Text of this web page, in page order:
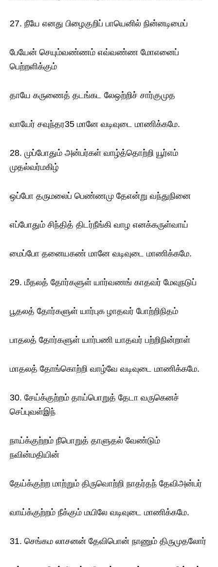
27. நீயே எனது பிழைகுறிப் பாயெனில் நின்னடிமைப்
பேயேன் செயும்வண்ணம் எவ்வண்ண மோஎனைப்
பெற்றளிக்கும்
தாயே கருணைத் தடங்கட லேஒற்றிச் சார்குமுத
வாயேர் சவுந்தர35 மானே வடிவுடை மாணிக்கமே.
28. முப்போதும் அன்பர்கள் வாழ்த்தொற்றி யூர்எம்
முதல்வர்மகிழ்
ஒப்போ தருமலைப் பெண்ணமு தேஎன்று வந்துநினை
எப்போதும் சிந்தித் திடர்நீங்கி வாழ எனக்கருள்வாய்
மைப்போ தனையகண் மானே வடிவுடை மாணிக்கமே.
29. மீதலத் தோர்களுள் யார்வணங் காதவர் மேவுநடுப்
பூதலத் தோர்களுள் யார்புக ழாதவர் போற்றிநிதம்
பாதலத் தோர்களுள் யார்பணி யாதவர் பற்றிநின்றாள்
மாதலத் தோங்கொற்றி வாழ்வே வடிவுடை மாணிக்கமே.
30. சேய்க்குற்றம் தாய்பொறுத் தேடா வருகெனச்
செப்புவள்இந்
நாய்க்குற்றம் நீபொறுத் தாளுதல் வேண்டும்
நவின்மதியின்
தேய்க்குற்ற மாற்றும் திருவொற்றி நாதர்தந் தேவிஅன்பர்
வாய்க்குற்றம் நீக்கும் மயிலே வடிவுடை மாணிக்கமே.
31. செங்கம லாசனன் தேவிபொன் நாணும் திருமுதலோர்